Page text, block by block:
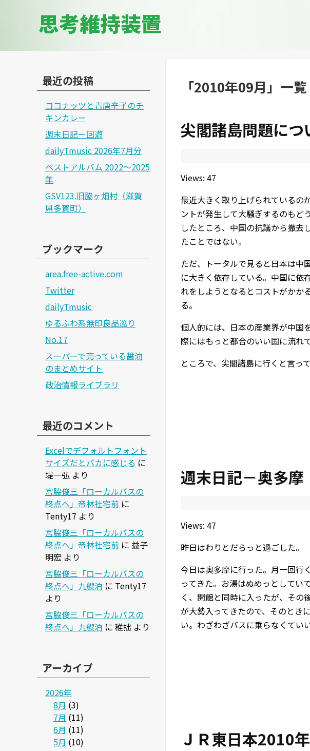
思考維持装置
「2010年09月」 一覧
尖閣諸島問題につ
Views: 47
最近大きく取り上げられているの
ントが発生して大騒ぎするのもど
したところ、中国の抗議から撤去
たことではない。
ただ、トータルで見ると日本は中
に大きく依存している。中国に依
れをしようとなるとコストがかか
る。
個人的には、日本の産業界が中国
際にはもっと都合のいい国に流れ
ところで、尖閣諸島に行くと言っ
週末日記－奥多摩
Views: 47
昨日はわりとだらっと過ごした。
今日は奥多摩に行った。月一回行
ってきた。お湯はぬめっとしてい
く、開館と同時に入ったが、その
が大勢入ってきたので、そのとき
い。わざわざバスに乗らなくてい
ＪＲ東日本2010
最近の投稿
ココナッツと青唐辛子のチ
キンカレー
週末日記ー回遊
dailyTmusic 2026年7月分
ベストアルバム 2022～2025
年
GSV123.旧脇ヶ畑村（滋賀
県多賀町）
ブックマーク
area.free-active.com
Twitter
dailyTmusic
ゆるふわ系無印良品巡り
No.17
スーパーで売っている醤油
のまとめサイト
政治情報ライブラリ
最近のコメント
Excelでデフォルトフォント
サイズだとバカに感じる に
堤一弘 より
宮脇俊三「ローカルバスの
終点へ」帝林社宅前 に
Tenty17 より
宮脇俊三「ローカルバスの
終点へ」帝林社宅前 に 益子
明宏 より
宮脇俊三「ローカルバスの
終点へ」九艘泊 に Tenty17
より
宮脇俊三「ローカルバスの
終点へ」九艘泊 に 稚拙 より
アーカイブ
2026年
8月 (3)
7月 (11)
6月 (11)
5月 (10)